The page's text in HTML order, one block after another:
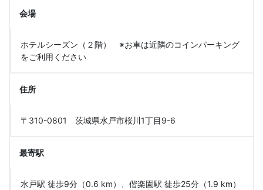
会場
ホテルシーズン（２階） ※お車は近隣のコインパーキング
をご利用ください
住所
〒310-0801 茨城県水戸市桜川1丁目9-6
最寄駅
水戸駅 徒歩9分（0.6 km）、偕楽園駅 徒歩25分（1.9 km）